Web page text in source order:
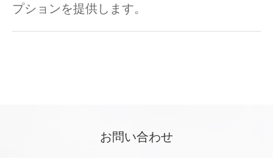
プションを提供します。
お問い合わせ